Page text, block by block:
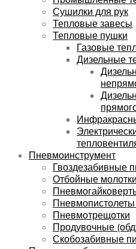
Сушилки для рук
Тепловые завесы
Тепловые пушки
Газовые
Дизельные
Пневмоинструмент
Гвоздезабивные
Отбойные
Пневмотрещотки
Продувочные
Скобозабивные